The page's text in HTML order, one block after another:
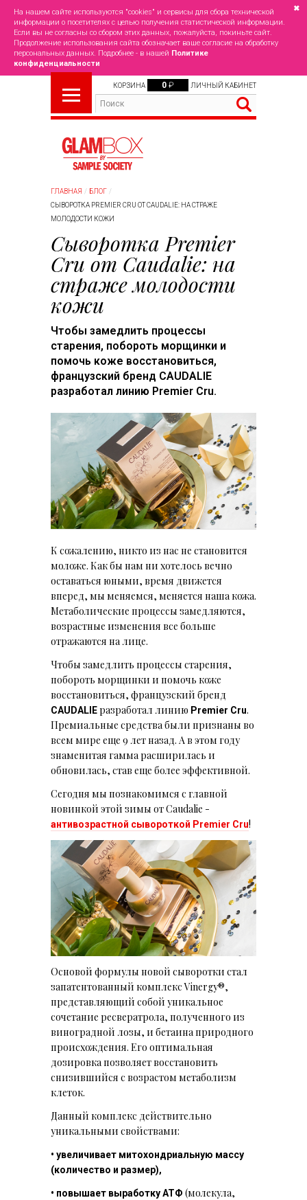
На нашем сайте используются "cookies" и сервисы для сбора технической
информации о посетителях с целью получения статистической информации.
Если вы не согласны со сбором этих данных, пожалуйста, покиньте сайт.
Продолжение использования сайта обозначает ваше согласие на обработку
персональных данных. Подробнее - в нашей Политике
конфиденциальности
✖
КОРЗИНА 0 ₽ ЛИЧНЫЙ КАБИНЕТ
ГЛАВНАЯ
БЛОГ
СЫВОРОТКА PREMIER CRU ОТ CAUDALIE: НА СТРАЖЕ
МОЛОДОСТИ КОЖИ
Сыворотка Premier
Cru от Caudalie: на
страже молодости
кожи
Чтобы замедлить процессы
старения, побороть морщинки и
помочь коже восстановиться,
французский бренд CAUDALIE
разработал линию Premier Cru.
К сожалению, никто из нас не становится
моложе. Как бы нам ни хотелось вечно
оставаться юными, время движется
вперед, мы меняемся, меняется наша кожа.
Метаболические процессы замедляются,
возрастные изменения все больше
отражаются на лице.
Чтобы замедлить процессы старения,
побороть морщинки и помочь коже
восстановиться, французский бренд
CAUDALIEразработал линию Premier Cru.
Премиальные средства были признаны во
всем мире еще 9 лет назад. А в этом году
знаменитая гамма расширилась и
обновилась, став еще более эффективной.
Сегодня мы познакомимся с главной
новинкой этой зимы от Caudalie -
антивозрастной сывороткой Premier Cru!
Основой формулы новой сыворотки стал
запатентованный комплекс Vinergy®,
представляющий собой уникальное
сочетание ресвератрола, полученного из
виноградной лозы, и бетаина природного
происхождения. Его оптимальная
дозировка позволяет восстановить
снизившийся с возрастом метаболизм
клеток.
Данный комплекс действительно
уникальными свойствами:
• увеличивает митохондриальную массу
(количество и размер),
• повышает выработку АТФ (молекула,